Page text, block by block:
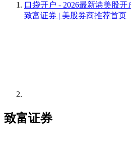
口袋开户 - 2026最新港美股
致富证券 | 美股券商推荐首页
致富证券